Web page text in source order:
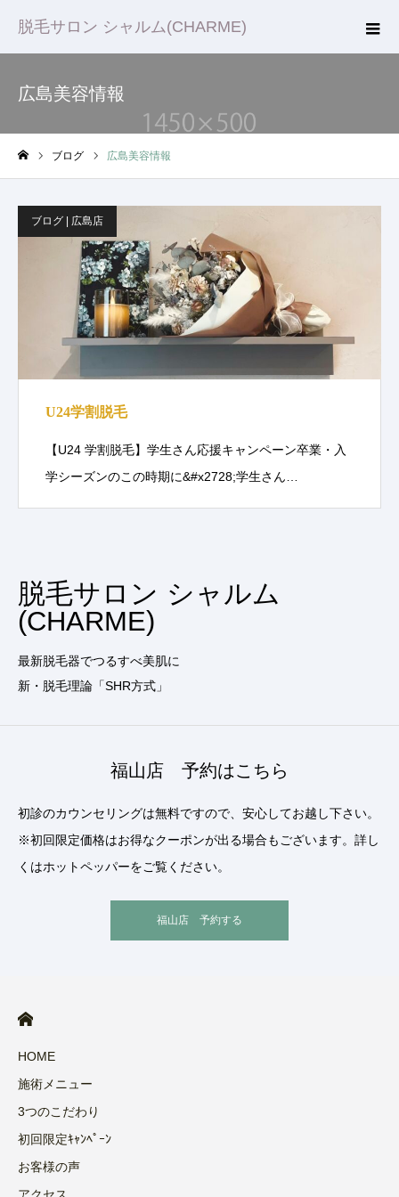
脱毛サロン シャルム(CHARME)
広島美容情報
ブログ 広島美容情報
ブログ | 広島店
U24学割脱毛
【U24 学割脱毛】学生さん応援キャンペーン卒業・入
学シーズンのこの時期に&#x2728;学生さん…
脱毛サロン シャルム
(CHARME)
最新脱毛器でつるすべ美肌に
新・脱毛理論「SHR方式」
福山店 予約はこちら
初診のカウンセリングは無料ですので、安心してお越し下さい。
※初回限定価格はお得なクーポンが出る場合もございます。詳し
くはホットペッパーをご覧ください。
福山店 予約する
HOME
施術メニュー
3つのこだわり
初回限定ｷｬﾝﾍﾟｰﾝ
お客様の声